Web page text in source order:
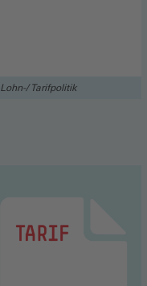
Lohn-/ Tarifpolitik